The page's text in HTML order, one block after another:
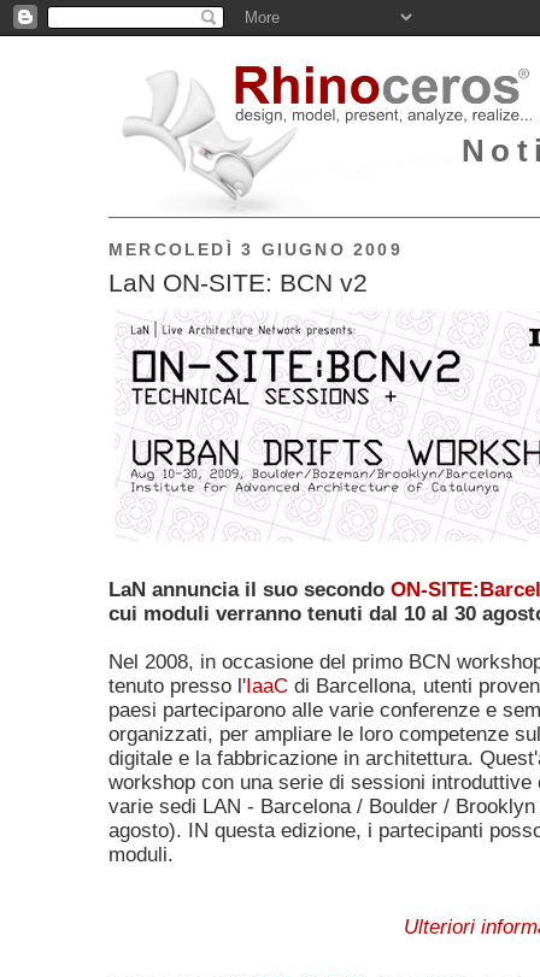
MERCOLEDÌ 3 GIUGNO 2009
LaN ON-SITE: BCN v2
LaN annuncia il suo secondo ON-
cui moduli verranno tenuti dal 10 al 30
Nel 2008, in occasione del primo BCN
tenuto presso l'IaaC di Barcellona, utenti
paesi parteciparono alle varie conferenze e
organizzati, per ampliare le loro competenze
digitale e la fabbricazione in architettura.
workshop con una serie di sessioni introduttive
varie sedi LAN - Barcelona / Boulder /
agosto). IN questa edizione, i partecipanti
moduli.
Ulteriori